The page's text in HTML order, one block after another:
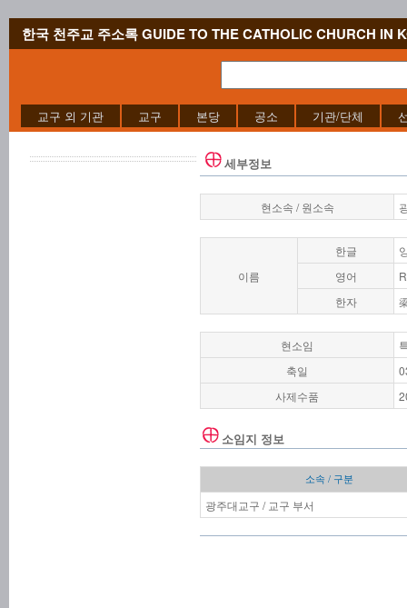
한국 천주교 주소록 GUIDE TO THE CATHOLIC CHURCH IN
교구 외 기관 교구 본당 공소 기관/단체
세부정보
현소속 / 원소속
이름
한글
영어
한자
현소임
축일
사제수품
소임지 정보
소속 / 구분
광주대교구 / 교구 부서